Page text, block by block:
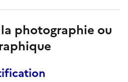
photographie ou